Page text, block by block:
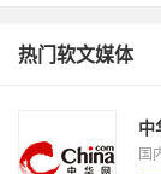
热门软文媒体
中
国